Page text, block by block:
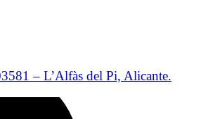
– L’Alfàs del Pi, Alicante.